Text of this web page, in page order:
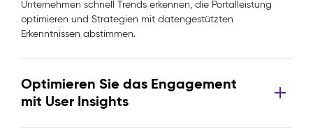
Unternehmen schnell Trends erkennen, die Portalleistung
optimieren und Strategien mit datengestützten
Erkenntnissen abstimmen.
Optimieren Sie das Engagement
mit User Insights